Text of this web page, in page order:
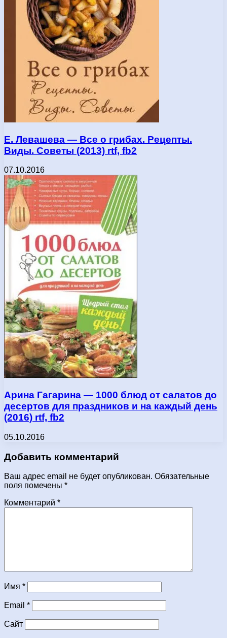
Е. Левашева — Все о грибах. Рецепты.
Виды. Советы (2013) rtf, fb2
07.10.2016
Арина Гагарина — 1000 блюд от салатов до
десертов для праздников и на каждый день
(2016) rtf, fb2
05.10.2016
Добавить комментарий
Ваш адрес email не будет опубликован. Обязательные
поля помечены *
Комментарий *
Имя *
Email *
Сайт